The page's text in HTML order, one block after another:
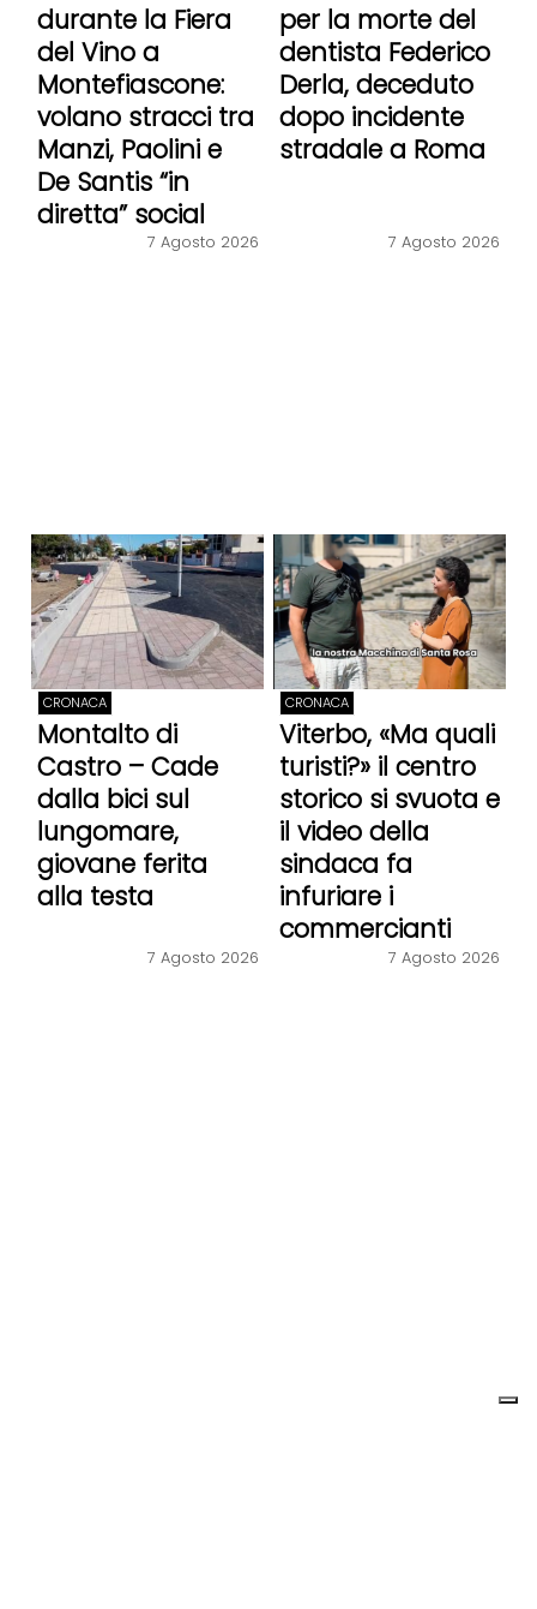
durante la Fiera
del Vino a
Montefiascone:
volano stracci tra
Manzi, Paolini e
De Santis “in
diretta” social
7 Agosto 2026
per la morte del
dentista Federico
Derla, deceduto
dopo incidente
stradale a Roma
7 Agosto 2026
CRONACA
Montalto di
Castro – Cade
dalla bici sul
lungomare,
giovane ferita
alla testa
7 Agosto 2026
CRONACA
Viterbo, «Ma quali
turisti?» il centro
storico si svuota e
il video della
sindaca fa
infuriare i
commercianti
7 Agosto 2026